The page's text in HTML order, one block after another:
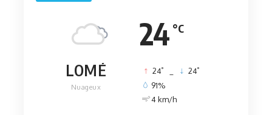
24 °C
LOMÉ
Nuageux
24° 24°
91%
4 km/h